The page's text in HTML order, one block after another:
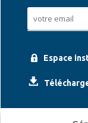
Espace